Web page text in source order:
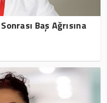
Baş Ağrısına